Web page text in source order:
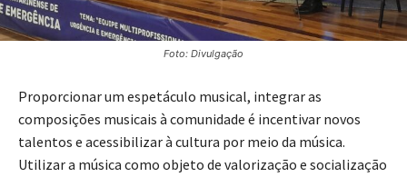
Foto: Divulgação
Proporcionar um espetáculo musical, integrar as
composições musicais à comunidade é incentivar novos
talentos e acessibilizar à cultura por meio da música.
Utilizar a música como objeto de valorização e socialização